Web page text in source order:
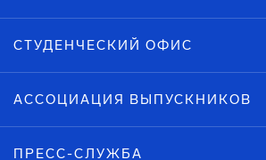
СТУДЕНЧЕСКИЙ ОФИС
АССОЦИАЦИЯ ВЫПУСКНИКОВ
ПРЕСС-СЛУЖБА